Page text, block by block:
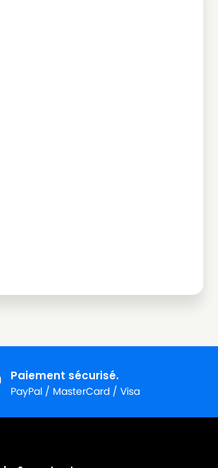
Paiement sécurisé.
PayPal / MasterCard / Visa